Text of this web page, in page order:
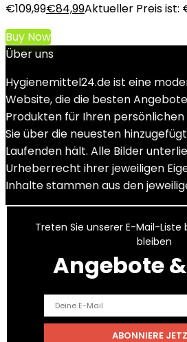
€109,99€84,99Aktueller Preis ist:
Buy Now
Über uns
Hygienemittel24.de ist eine
Website, die die besten
Produkten für Ihren
Sie über die neuesten
Laufenden hält. Alle Bilder
Urheberrecht ihrer jeweiligen
Inhalte stammen aus den
Treten Sie unserer E-Mail-Liste
bleiben
Angebote